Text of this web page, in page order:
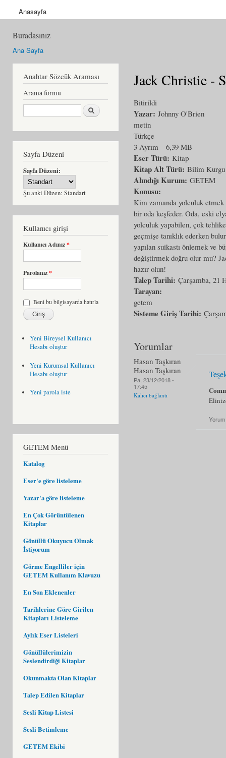
Anasayfa
Buradasınız
Ana Sayfa
Anahtar Sözcük Araması
Arama formu
Ara
Sayfa Düzeni
Sayfa Düzeni:
Şu anki Düzen: Standart
Kullanıcı girişi
Kullanıcı Adınız*
Parolanız*
Beni bu bilgisayarda hatırla
Yeni Bireysel Kullanıcı
Hesabı oluştur
Yeni Kurumsal Kullanıcı
Hesabı oluştur
Yeni parola iste
GETEM Menü
Katalog
Eser'e göre listeleme
Yazar'a göre listeleme
En Çok Görüntülenen
Kitaplar
Gönüllü Okuyucu Olmak
İstiyorum
Görme Engelliler için
GETEM Kullanım Klavuzu
En Son Eklenenler
Tarihlerine Göre Girilen
Kitapları Listeleme
Aylık Eser Listeleri
Gönüllülerimizin
Seslendirdiği Kitaplar
Okunmakta Olan Kitaplar
Talep Edilen Kitaplar
Sesli Kitap Listesi
Sesli Betimleme
GETEM Ekibi
Jack Christie -
Bitirildi
Yazar: Johnny O'Brien
metin
Türkçe
3 Ayrım
6,39 MB
Eser Türü: Kitap
Kitap Alt Türü: Bilim Kurgu
Alındığı Kurum: GETEM
Konusu:
Kim zamanda yolculuk
bir oda keşfeder. Oda, eski
yolculuk yapabilen, çok
geçmişe tanıklık ederken
yapılan suikastı önlemek ve
değiştirmek doğru olur mu?
hazır olun!
Talep Tarihi: Çarşamba, 21
Tarayan:
getem
Sisteme Giriş Tarihi:
Yorumlar
Hasan Taşkıran
Hasan Taşkıran
Pa, 23/12/2018 -
17:45
Kalıcı bağlantı